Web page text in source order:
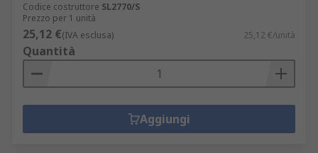
Codice costruttore SL2770/S
Prezzo per 1 unità
25,12 €(IVA esclusa) 25,12 €/unità
Quantità
Aggiungi